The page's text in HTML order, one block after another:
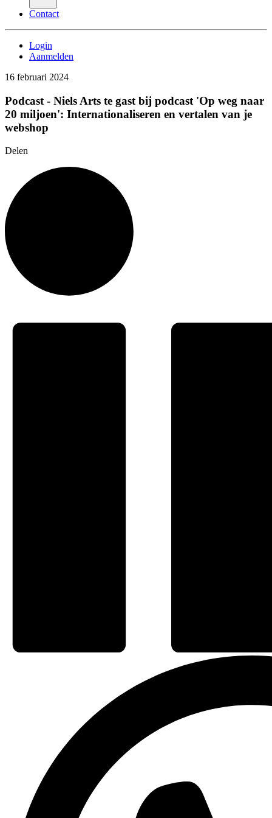
Contact
Login
Aanmelden
16 februari 2024
Podcast - Niels Arts te gast bij podcast 'Op weg naar
20 miljoen': Internationaliseren en vertalen van je
webshop
Delen